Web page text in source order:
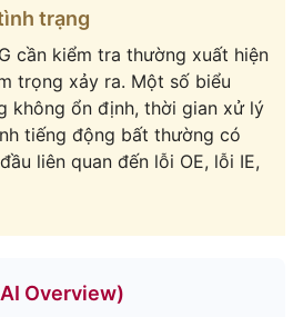
trạng
cần kiểm tra thường xuất hiện
trọng xảy ra. Một số biểu
không ổn định, thời gian xử lý
tiếng động bất thường có
liên quan đến lỗi OE, lỗi IE,
Overview)